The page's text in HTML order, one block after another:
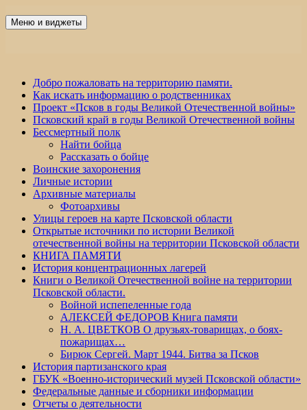
Победа 60
Меню и виджеты
Добро пожаловать на территорию памяти.
Как искать информацию о родственниках
Проект «Псков в годы Великой Отечественной войны»
Псковский край в годы Великой Отечественной войны
Бессмертный полк
Найти бойца
Рассказать о бойце
Воинские захоронения
Личные истории
Архивные материалы
Фотоархивы
Улицы героев на карте Псковской области
Открытые источники по истории Великой
отечественной войны на территории Псковской области
КНИГА ПАМЯТИ
История концентрационных лагерей
Книги о Великой Отечественной войне на территории
Псковской области.
Войной испепеленные года
АЛЕКСЕЙ ФЕДОРОВ Книга памяти
Н. А. ЦВЕТКОВ О друзьях-товарищах, о боях-
пожарищах…
Бирюк Сергей. Март 1944. Битва за Псков
История партизанского края
ГБУК «Военно-исторический музей Псковской области»
Федеральные данные и сборники информации
Отчеты о деятельности